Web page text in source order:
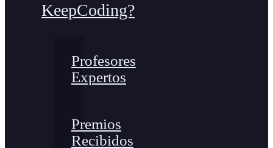
KeepCoding?
Profesores
Expertos
Premios
Recibidos